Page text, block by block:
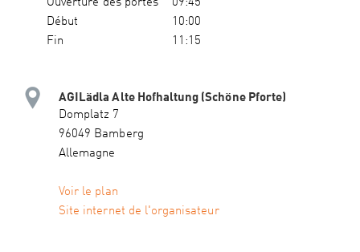
Ouverture des portes
09:45
Début
10:00
Fin
11:15
AGILädla Alte Hofhaltung (Schöne Pforte)
Domplatz 7
96049 Bamberg
Allemagne
Voir le plan
Site internet de l'organisateur